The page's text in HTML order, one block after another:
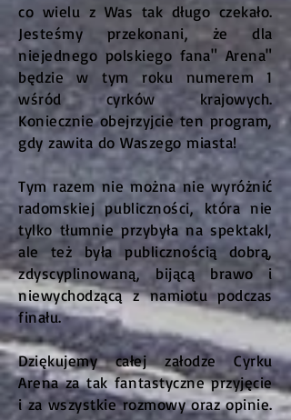
co wielu z Was tak długo czekało.
Jesteśmy przekonani, że dla
niejednego polskiego fana" Arena"
będzie w tym roku numerem 1
wśród cyrków krajowych.
Koniecznie obejrzyjcie ten program,
gdy zawita do Waszego miasta!
Tym razem nie można nie wyróżnić
radomskiej publiczności, która nie
tylko tłumnie przybyła na spektakl,
ale też była publicznością dobrą,
zdyscyplinowaną, bijącą brawo i
niewychodzącą z namiotu podczas
finału.
Dziękujemy całej załodze Cyrku
Arena za tak fantastyczne przyjęcie
i za wszystkie rozmowy oraz opinie.